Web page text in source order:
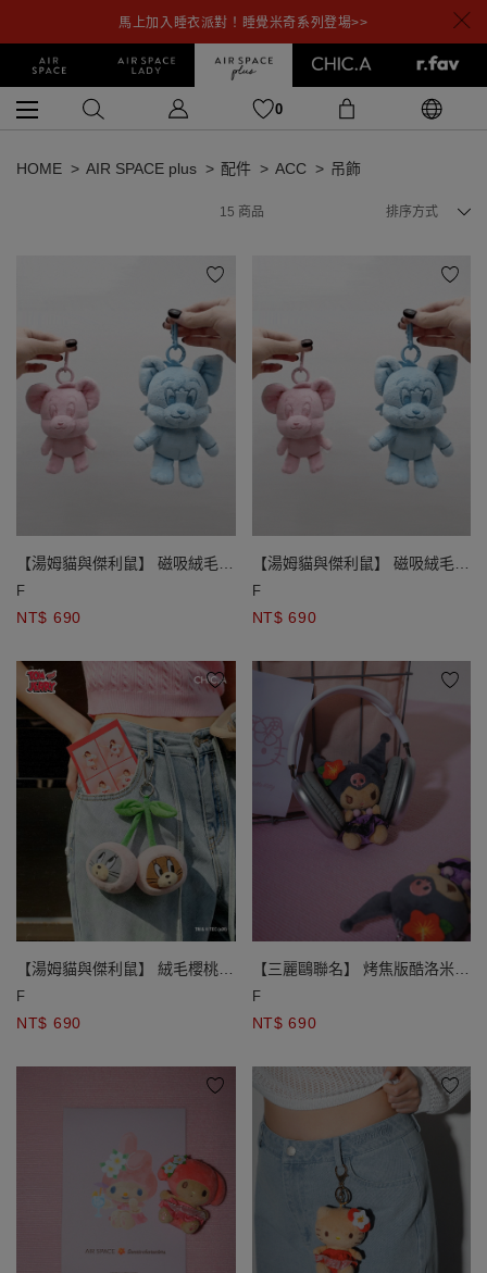
馬上加入睡衣派對！睡覺米奇系列登場>>
0
HOME AIR SPACE plus 配件 ACC 吊飾
15 商品 排序方式
【湯姆貓與傑利鼠】 磁吸絨毛娃
娃吊飾
F
NT$ 690
【湯姆貓與傑利鼠】 磁吸絨毛娃
娃吊飾
F
NT$ 690
【湯姆貓與傑利鼠】 絨毛櫻桃造
型吊飾
F
NT$ 690
【三麗鷗聯名】 烤焦版酷洛米絨
毛娃娃吊飾
F
NT$ 690